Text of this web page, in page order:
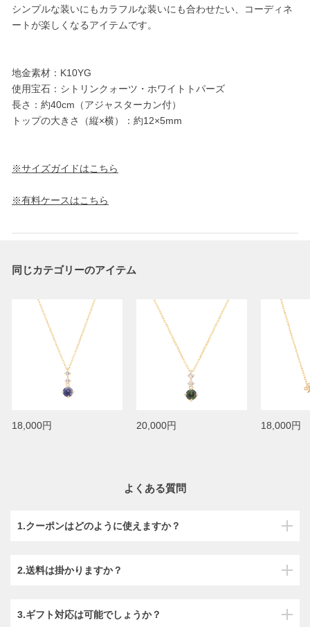
シンプルな装いにもカラフルな装いにも合わせたい、コーディネ
ートが楽しくなるアイテムです。
地金素材：K10YG
使用宝石：シトリンクォーツ・ホワイトトパーズ
長さ：約40cm（アジャスターカン付）
トップの大きさ（縦×横）：約12×5mm
※サイズガイドはこちら
※有料ケースはこちら
同じカテゴリーのアイテム
18,000円 20,000円 18,000円
よくある質問
1.クーポンはどのように使えますか？
2.送料は掛かりますか？
3.ギフト対応は可能でしょうか？